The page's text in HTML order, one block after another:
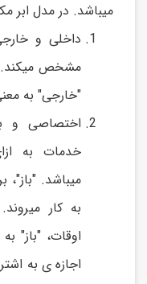
میباشد. در مدل ابر
داخلی و
مشخص میکند.
"خارجی" به
اختصاصی و
خدمات به
میباشد.
به کار
اوقات، "باز"
اجازه ی به